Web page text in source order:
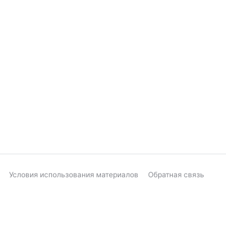
Условия использования материалов Обратная связь